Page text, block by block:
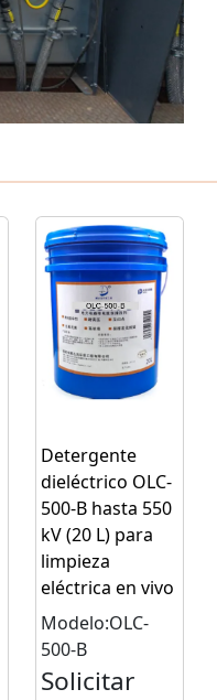
Detergente
dieléctrico OLC-
500-B hasta 550
kV (20 L) para
limpieza
eléctrica en vivo
Modelo:OLC-
500-B
Solicitar